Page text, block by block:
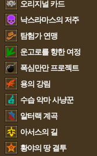
오리지널 카드
낙스라마스의 저주
탐험가 연맹
운고로를 향한 여정
폭심만만 프로젝트
용의 강림
수습 악마 사냥꾼
알터랙 계곡
아서스의 길
황야의 땅 결투